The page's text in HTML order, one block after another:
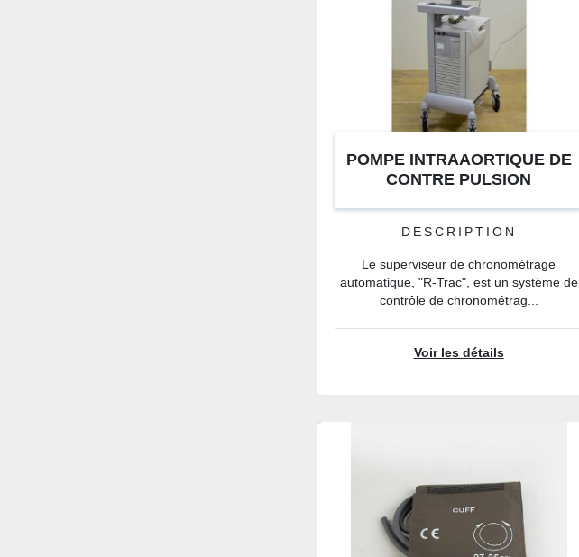
POMPE INTRAAORTIQUE DE
CONTRE PULSION
DESCRIPTION
Le superviseur de chronométrage
automatique, "R-Trac", est un système de
contrôle de chronométrag...
Voir les détails